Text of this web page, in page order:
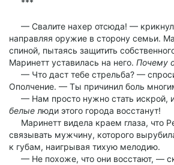
***
— Свалите нахер отсюда! —
направляя оружие в сторону семьи.
спиной, пытаясь защитить
Маринетт уставилась на него. Почему
— Что даст тебе стрельба? —
Ополчение. — Ты причинил боль
— Нам просто нужно стать искрой,
белые люди этого города восстанут!
Маринетт видела краем глаза, что
связывать мужчину, которого
к губам, наигрывая тихую мелодию.
— Не похоже, что они восстают, —